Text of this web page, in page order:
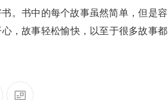
。书中的每个故事虽然简单，但是容
，故事轻松愉快，以至于很多故事都